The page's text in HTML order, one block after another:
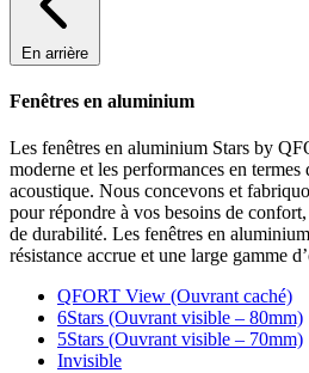
En arrière
Fenêtres en aluminium
Les fenêtres en aluminium Stars by
moderne et les performances en
acoustique. Nous concevons et
pour répondre à vos besoins de
de durabilité. Les fenêtres en
résistance accrue et une large gamme
QFORT View (Ouvrant caché)
6Stars (Ouvrant visible – 80mm)
5Stars (Ouvrant visible – 70mm)
Invisible